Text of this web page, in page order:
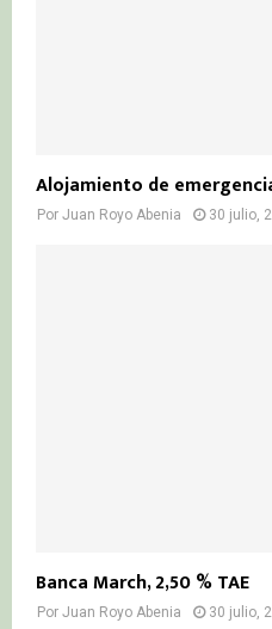
Alojamiento de
Por Juan Royo Abenia 30 julio,
Banca March, 2,50 % TAE
Por Juan Royo Abenia 30 julio,